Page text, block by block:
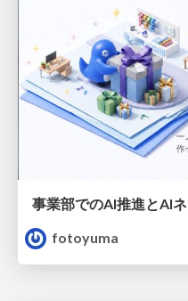
事業部でのAI推進とAI
fotoyuma